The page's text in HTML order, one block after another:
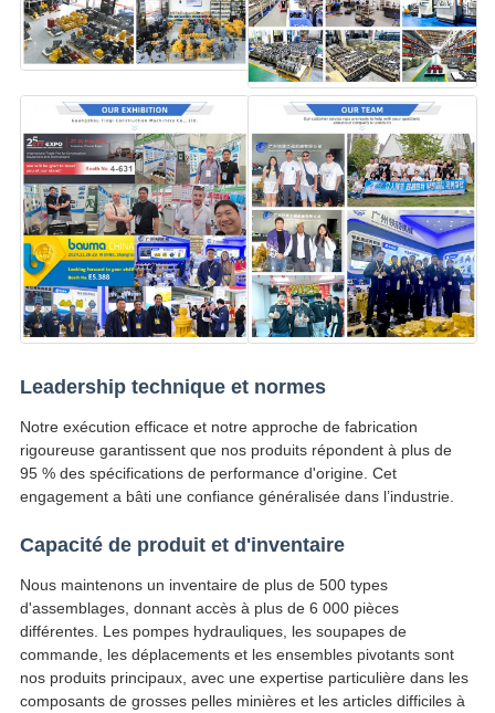
Leadership technique et normes
Notre exécution efficace et notre approche de fabrication
rigoureuse garantissent que nos produits répondent à plus de
95 % des spécifications de performance d'origine. Cet
engagement a bâti une confiance généralisée dans l’industrie.
Capacité de produit et d'inventaire
Nous maintenons un inventaire de plus de 500 types
d'assemblages, donnant accès à plus de 6 000 pièces
différentes. Les pompes hydrauliques, les soupapes de
commande, les déplacements et les ensembles pivotants sont
nos produits principaux, avec une expertise particulière dans les
composants de grosses pelles minières et les articles difficiles à